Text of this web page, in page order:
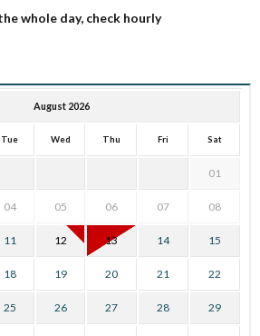
whole day, check hourly
August 2026
Tue Wed Thu Fri Sat
01
04 05 06 07 08
11 12 13 14 15
18 19 20 21 22
25 26 27 28 29